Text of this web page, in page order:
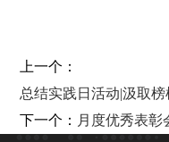
上一个：
总结实践日活动|汲取榜
下一个： 月度优秀表彰